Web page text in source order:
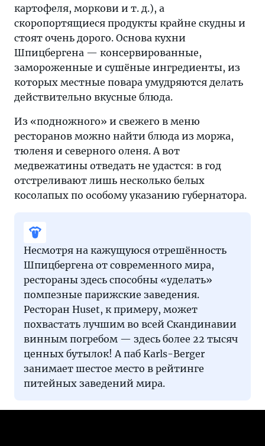
картофеля, моркови и т. д.), а
скоропортящиеся продукты крайне скудны и
стоят очень дорого. Основа кухни
Шпицбергена — консервированные,
замороженные и сушёные ингредиенты, из
которых местные повара умудряются делать
действительно вкусные блюда.
Из «подножного» и свежего в меню
ресторанов можно найти блюда из моржа,
тюленя и северного оленя. А вот
медвежатины отведать не удастся: в год
отстреливают лишь несколько белых
косолапых по особому указанию губернатора.
Несмотря на кажущуюся отрешённость
Шпицбергена от современного мира,
рестораны здесь способны «уделать»
помпезные парижские заведения.
Ресторан Huset, к примеру, может
похвастать лучшим во всей Скандинавии
винным погребом — здесь более 22 тысяч
ценных бутылок! А паб Karls-Berger
занимает шестое место в рейтинге
питейных заведений мира.